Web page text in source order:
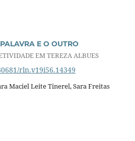
E O OUTRO
EM TEREZA ALBUES
rln.v19i56.14349
Maciel Leite Tinerel, Sara Freitas